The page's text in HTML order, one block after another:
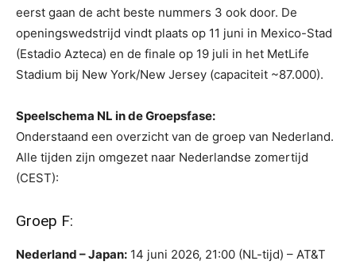
eerst gaan de acht beste nummers 3 ook door. De
openingswedstrijd vindt plaats op 11 juni in Mexico-Stad
(Estadio Azteca) en de finale op 19 juli in het MetLife
Stadium bij New York/New Jersey (capaciteit ~87.000).
Speelschema NL in de Groepsfase:
Onderstaand een overzicht van de groep van Nederland.
Alle tijden zijn omgezet naar Nederlandse zomertijd
(CEST):
Groep F:
Nederland – Japan: 14 juni 2026, 21:00 (NL-tijd) – AT&T